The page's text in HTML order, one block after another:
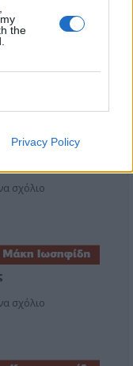
the
Privacy Policy
Στηρίξτε
σχόλιο
σχόλιο